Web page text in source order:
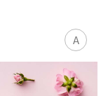
A